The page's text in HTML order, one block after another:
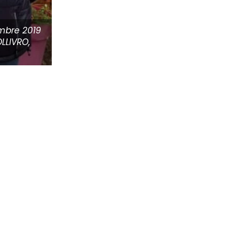
2019